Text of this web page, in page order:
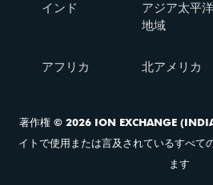
インド
アジア太平洋
地域
アフリカ 北アメリカ
著作権 © 2026 ION EXCHANGE
イトで使用または言及されているすべて
ます